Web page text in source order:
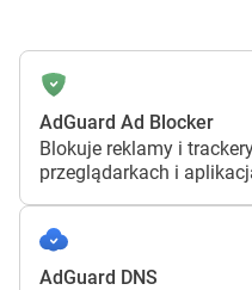
AdGuard Ad Blocker
Blokuje reklamy i
przeglądarkach i
AdGuard DNS